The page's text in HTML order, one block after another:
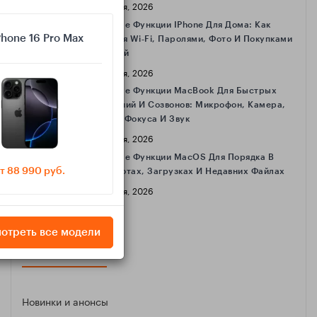
16 Апреля, 2026
Полезные Функции IPhone Для Дома: Как
Делиться Wi‑Fi, Паролями, Фото И Покупками
С Семьёй
16 Апреля, 2026
Полезные Функции MacBook Для Быстрых
Совещаний И Созвонов: Микрофон, Камера,
Режимы Фокуса И Звук
16 Апреля, 2026
Полезные Функции MacOS Для Порядка В
Скриншотах, Загрузках И Недавних Файлах
16 Апреля, 2026
КАТЕГОРИИ
Новинки и анонсы
16 Pro Max
88 990 руб.
все модели